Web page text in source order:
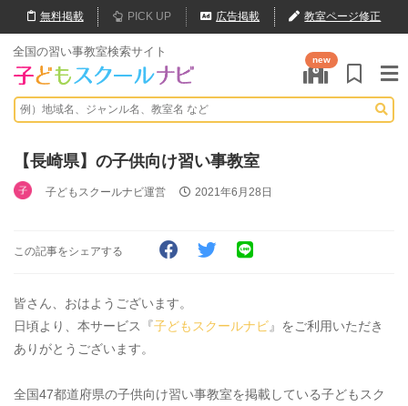
無料掲載 PICK UP 広告掲載 教室ページ修正
全国の習い事教室検索サイト
new
【長崎県】の子供向け習い事教室
子どもスクールナビ運営 2021年6月28日
この記事をシェアする
皆さん、おはようございます。
日頃より、本サービス『子どもスクールナビ』をご利用いただき
ありがとうございます。
全国47都道府県の子供向け習い事教室を掲載している子どもスク